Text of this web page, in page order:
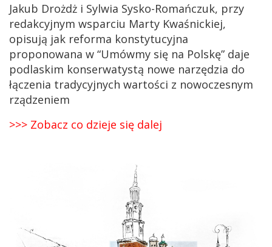
Jakub Drożdż i Sylwia Sysko-Romańczuk, przy
redakcyjnym wsparciu Marty Kwaśnickiej,
opisują jak reforma konstytucyjna
proponowana w “Umówmy się na Polskę” daje
podlaskim konserwatystą nowe narzędzia do
łączenia tradycyjnych wartości z nowoczesnym
rządzeniem
>>> Zobacz co dzieje się dalej